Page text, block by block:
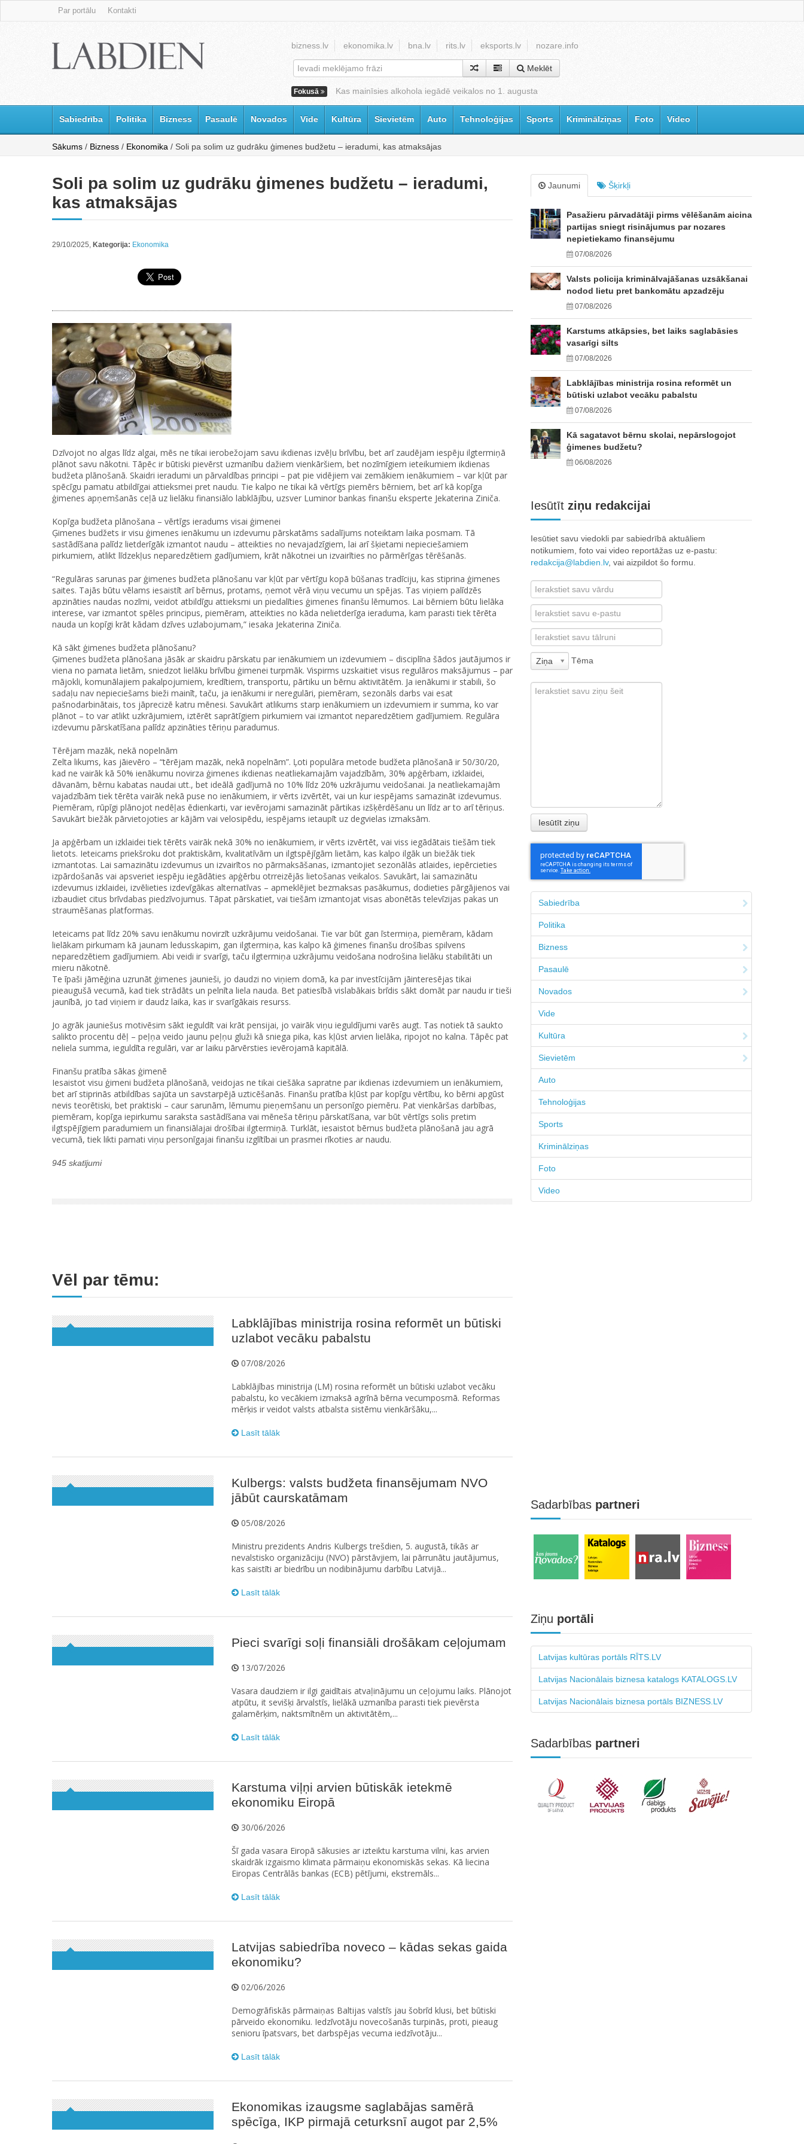
Par portālu Kontakti
bizness.lv ekonomika.lv bna.lv rits.lv eksports.lv nozare.info
Meklēt
Fokusā Kas mainīsies alkohola iegādē veikalos no 1. augusta
Sabiedrība Politika Bizness Pasaulē Novados Vide Kultūra Sievietēm Auto Tehnoloģijas Sports Kriminālziņas Foto Video
Sākums / Bizness / Ekonomika / Soli pa solim uz gudrāku ģimenes budžetu – ieradumi, kas atmaksājas
Soli pa solim uz gudrāku ģimenes budžetu – ieradumi,
kas atmaksājas
29/10/2025, Kategorija: Ekonomika
Dzīvojot no algas līdz algai, mēs ne tikai ierobežojam savu ikdienas izvēļu brīvību, bet arī zaudējam iespēju ilgtermiņā
plānot savu nākotni. Tāpēc ir būtiski pievērst uzmanību dažiem vienkāršiem, bet nozīmīgiem ieteikumiem ikdienas
budžeta plānošanā. Skaidri ieradumi un pārvaldības principi – pat pie vidējiem vai zemākiem ienākumiem – var kļūt par
spēcīgu pamatu atbildīgai attieksmei pret naudu. Tie kalpo ne tikai kā vērtīgs piemērs bērniem, bet arī kā kopīga
ģimenes apņemšanās ceļā uz lielāku finansiālo labklājību, uzsver Luminor bankas finanšu eksperte Jekaterina Ziniča.
Kopīga budžeta plānošana – vērtīgs ieradums visai ģimenei
Ģimenes budžets ir visu ģimenes ienākumu un izdevumu pārskatāms sadalījums noteiktam laika posmam. Tā
sastādīšana palīdz lietderīgāk izmantot naudu – atteikties no nevajadzīgiem, lai arī šķietami nepieciešamiem
pirkumiem, atlikt līdzekļus neparedzētiem gadījumiem, krāt nākotnei un izvairīties no pārmērīgas tērēšanās.
“Regulāras sarunas par ģimenes budžeta plānošanu var kļūt par vērtīgu kopā būšanas tradīciju, kas stiprina ģimenes
saites. Tajās būtu vēlams iesaistīt arī bērnus, protams, ņemot vērā viņu vecumu un spējas. Tas viņiem palīdzēs
apzināties naudas nozīmi, veidot atbildīgu attieksmi un piedalīties ģimenes finanšu lēmumos. Lai bērniem būtu lielāka
interese, var izmantot spēles principus, piemēram, atteikties no kāda nelietderīga ieraduma, kam parasti tiek tērēta
nauda un kopīgi krāt kādam dzīves uzlabojumam,” iesaka Jekaterina Ziniča.
Kā sākt ģimenes budžeta plānošanu?
Ģimenes budžeta plānošana jāsāk ar skaidru pārskatu par ienākumiem un izdevumiem – disciplīna šādos jautājumos ir
viena no pamata lietām, sniedzot lielāku brīvību ģimenei turpmāk. Vispirms uzskaitiet visus regulāros maksājumus – par
mājokli, komunālajiem pakalpojumiem, kredītiem, transportu, pārtiku un bērnu aktivitātēm. Ja ienākumi ir stabili, šo
sadaļu nav nepieciešams bieži mainīt, taču, ja ienākumi ir neregulāri, piemēram, sezonāls darbs vai esat
pašnodarbinātais, tos jāprecizē katru mēnesi. Savukārt atlikums starp ienākumiem un izdevumiem ir summa, ko var
plānot – to var atlikt uzkrājumiem, iztērēt saprātīgiem pirkumiem vai izmantot neparedzētiem gadījumiem. Regulāra
izdevumu pārskatīšana palīdz apzināties tēriņu paradumus.
Tērējam mazāk, nekā nopelnām
Zelta likums, kas jāievēro – “tērējam mazāk, nekā nopelnām”. Ļoti populāra metode budžeta plānošanā ir 50/30/20,
kad ne vairāk kā 50% ienākumu novirza ģimenes ikdienas neatliekamajām vajadzībām, 30% apģērbam, izklaidei,
dāvanām, bērnu kabatas naudai utt., bet ideālā gadījumā no 10% līdz 20% uzkrājumu veidošanai. Ja neatliekamajām
vajadzībām tiek tērēta vairāk nekā puse no ienākumiem, ir vērts izvērtēt, vai un kur iespējams samazināt izdevumus.
Piemēram, rūpīgi plānojot nedēļas ēdienkarti, var ievērojami samazināt pārtikas izšķērdēšanu un līdz ar to arī tēriņus.
Savukārt biežāk pārvietojoties ar kājām vai velosipēdu, iespējams ietaupīt uz degvielas izmaksām.
Ja apģērbam un izklaidei tiek tērēts vairāk nekā 30% no ienākumiem, ir vērts izvērtēt, vai viss iegādātais tiešām tiek
lietots. Ieteicams priekšroku dot praktiskām, kvalitatīvām un ilgtspējīgām lietām, kas kalpo ilgāk un biežāk tiek
izmantotas. Lai samazinātu izdevumus un izvairītos no pārmaksāšanas, izmantojiet sezonālās atlaides, iepērcieties
izpārdošanās vai apsveriet iespēju iegādāties apģērbu otrreizējās lietošanas veikalos. Savukārt, lai samazinātu
izdevumus izklaidei, izvēlieties izdevīgākas alternatīvas – apmeklējiet bezmaksas pasākumus, dodieties pārgājienos vai
izbaudiet citus brīvdabas piedzīvojumus. Tāpat pārskatiet, vai tiešām izmantojat visas abonētās televīzijas pakas un
straumēšanas platformas.
Ieteicams pat līdz 20% savu ienākumu novirzīt uzkrājumu veidošanai. Tie var būt gan īstermiņa, piemēram, kādam
lielākam pirkumam kā jaunam ledusskapim, gan ilgtermiņa, kas kalpo kā ģimenes finanšu drošības spilvens
neparedzētiem gadījumiem. Abi veidi ir svarīgi, taču ilgtermiņa uzkrājumu veidošana nodrošina lielāku stabilitāti un
mieru nākotnē.
Te īpaši jāmēģina uzrunāt ģimenes jaunieši, jo daudzi no viņiem domā, ka par investīcijām jāinteresējas tikai
pieaugušā vecumā, kad tiek strādāts un pelnīta liela nauda. Bet patiesībā vislabākais brīdis sākt domāt par naudu ir tieši
jaunībā, jo tad viņiem ir daudz laika, kas ir svarīgākais resurss.
Jo agrāk jauniešus motivēsim sākt ieguldīt vai krāt pensijai, jo vairāk viņu ieguldījumi varēs augt. Tas notiek tā saukto
salikto procentu dēļ – peļņa veido jaunu peļņu gluži kā sniega pika, kas kļūst arvien lielāka, ripojot no kalna. Tāpēc pat
neliela summa, ieguldīta regulāri, var ar laiku pārvērsties ievērojamā kapitālā.
Finanšu pratība sākas ģimenē
Iesaistot visu ģimeni budžeta plānošanā, veidojas ne tikai ciešāka sapratne par ikdienas izdevumiem un ienākumiem,
bet arī stiprinās atbildības sajūta un savstarpējā uzticēšanās. Finanšu pratība kļūst par kopīgu vērtību, ko bērni apgūst
nevis teorētiski, bet praktiski – caur sarunām, lēmumu pieņemšanu un personīgo piemēru. Pat vienkāršas darbības,
piemēram, kopīga iepirkumu saraksta sastādīšana vai mēneša tēriņu pārskatīšana, var būt vērtīgs solis pretim
ilgtspējīgiem paradumiem un finansiālajai drošībai ilgtermiņā. Turklāt, iesaistot bērnus budžeta plānošanā jau agrā
vecumā, tiek likti pamati viņu personīgajai finanšu izglītībai un prasmei rīkoties ar naudu.
945 skatījumi
Vēl par tēmu:
Labklājības ministrija rosina reformēt un būtiski
uzlabot vecāku pabalstu
07/08/2026
Labklājības ministrija (LM) rosina reformēt un būtiski uzlabot vecāku
pabalstu, ko vecākiem izmaksā agrīnā bērna vecumposmā. Reformas
mērķis ir veidot valsts atbalsta sistēmu vienkāršāku,...
Lasīt tālāk
Kulbergs: valsts budžeta finansējumam NVO
jābūt caurskatāmam
05/08/2026
Ministru prezidents Andris Kulbergs trešdien, 5. augustā, tikās ar
nevalstisko organizāciju (NVO) pārstāvjiem, lai pārrunātu jautājumus,
kas saistīti ar biedrību un nodibinājumu darbību Latvijā...
Lasīt tālāk
Pieci svarīgi soļi finansiāli drošākam ceļojumam
13/07/2026
Vasara daudziem ir ilgi gaidītais atvaļinājumu un ceļojumu laiks. Plānojot
atpūtu, it sevišķi ārvalstīs, lielākā uzmanība parasti tiek pievērsta
galamērķim, naktsmītnēm un aktivitātēm,...
Lasīt tālāk
Karstuma viļņi arvien būtiskāk ietekmē
ekonomiku Eiropā
30/06/2026
Šī gada vasara Eiropā sākusies ar izteiktu karstuma vilni, kas arvien
skaidrāk izgaismo klimata pārmaiņu ekonomiskās sekas. Kā liecina
Eiropas Centrālās bankas (ECB) pētījumi, ekstremāls...
Lasīt tālāk
Latvijas sabiedrība noveco – kādas sekas gaida
ekonomiku?
02/06/2026
Demogrāfiskās pārmaiņas Baltijas valstīs jau šobrīd klusi, bet būtiski
pārveido ekonomiku. Iedzīvotāju novecošanās turpinās, proti, pieaug
senioru īpatsvars, bet darbspējas vecuma iedzīvotāju...
Lasīt tālāk
Ekonomikas izaugsme saglabājas samērā
spēcīga, IKP pirmajā ceturksnī augot par 2,5%
Jaunumi Šķirkļi
Pasažieru pārvadātāji pirms vēlēšanām aicina
partijas sniegt risinājumus par nozares
nepietiekamo finansējumu
07/08/2026
Valsts policija kriminālvajāšanas uzsākšanai
nodod lietu pret bankomātu apzadzēju
07/08/2026
Karstums atkāpsies, bet laiks saglabāsies
vasarīgi silts
07/08/2026
Labklājības ministrija rosina reformēt un
būtiski uzlabot vecāku pabalstu
07/08/2026
Kā sagatavot bērnu skolai, nepārslogojot
ģimenes budžetu?
06/08/2026
Iesūtīt ziņu redakcijai
Iesūtiet savu viedokli par sabiedrībā aktuāliem
notikumiem, foto vai video reportāžas uz e-pastu:
redakcija@labdien.lv, vai aizpildot šo formu.
Ziņa Tēma
Sabiedrība
Politika
Bizness
Pasaulē
Novados
Vide
Kultūra
Sievietēm
Auto
Tehnoloģijas
Sports
Kriminālziņas
Foto
Video
Sadarbības partneri
Ziņu portāli
Latvijas kultūras portāls RĪTS.LV
Latvijas Nacionālais biznesa katalogs KATALOGS.LV
Latvijas Nacionālais biznesa portāls BIZNESS.LV
Sadarbības partneri